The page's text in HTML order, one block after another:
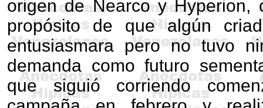
origen de Nearco y Hyperion,
propósito de que algún
entusiasmara pero no tuvo
demanda como futuro
que siguió corriendo